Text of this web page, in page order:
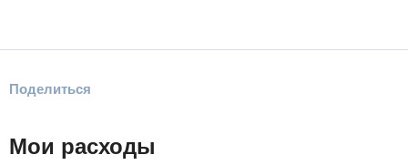
Поделиться
Мои расходы